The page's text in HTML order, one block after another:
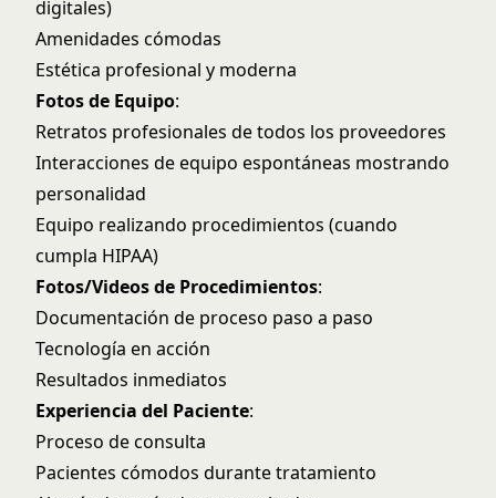
digitales)
Amenidades cómodas
Estética profesional y moderna
Fotos de Equipo:
Retratos profesionales de todos los proveedores
Interacciones de equipo espontáneas mostrando
personalidad
Equipo realizando procedimientos (cuando
cumpla HIPAA)
Fotos/Videos de Procedimientos:
Documentación de proceso paso a paso
Tecnología en acción
Resultados inmediatos
Experiencia del Paciente:
Proceso de consulta
Pacientes cómodos durante tratamiento